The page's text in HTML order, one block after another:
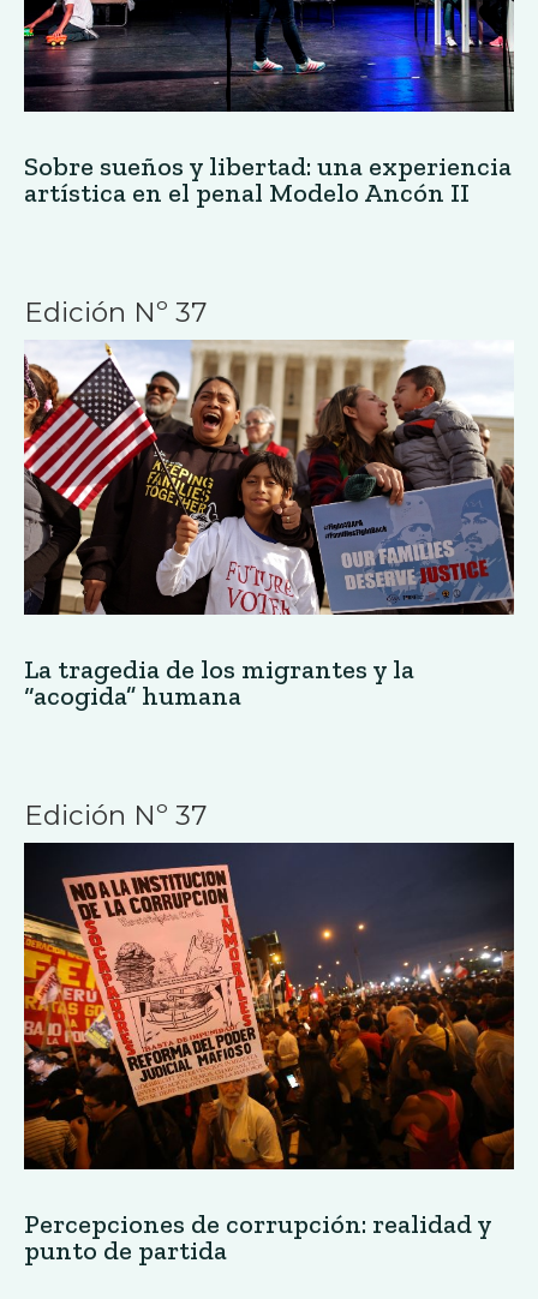
Sobre sueños y libertad: una experiencia
artística en el penal Modelo Ancón II
Edición Nº 37
La tragedia de los migrantes y la
“acogida” humana
Edición Nº 37
Percepciones de corrupción: realidad y
punto de partida